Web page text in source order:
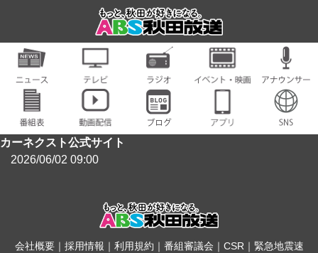
カーネクスト公式サイト
2026/06/02 09:00
会社概要｜ 採用情報 ｜ 利用規約 ｜ 番組審議会 ｜ CSR｜ 緊急地震速